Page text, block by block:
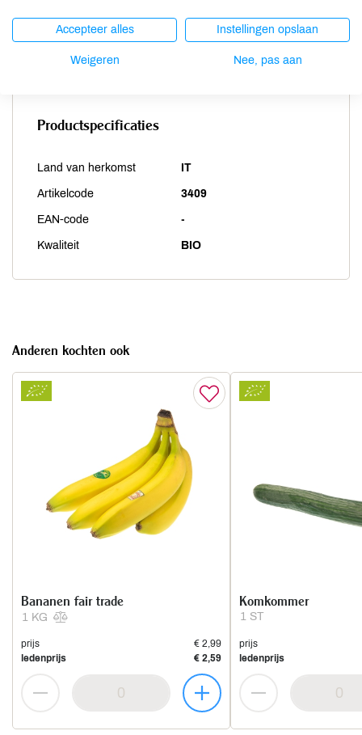
Weekdieren
niet aanwezig
Zwaveldioxide / sulfieten
niet aanwezig
Productspecificaties
Land van herkomst IT
Artikelcode 3409
EAN-code -
Kwaliteit BIO
Anderen kochten ook
1 KG
Bananen fair trade
prijs
€ 2,99
ledenprijs
€ 2,59
1 ST
Komkommer
prijs
ledenprijs
Accepteer alles Instellingen opslaan
Weigeren Nee, pas aan